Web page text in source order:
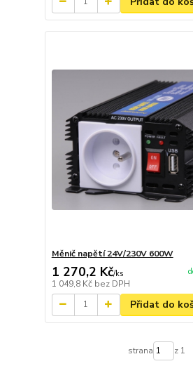
Měnič napětí 24V/230V 600W
1 270,2 Kč/ks
1 049,8 Kč bez DPH
Přidat do
strana z 1